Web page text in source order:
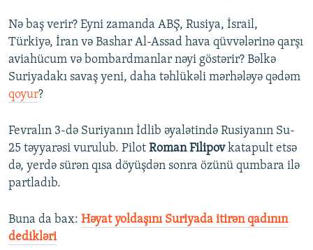
Nə baş verir? Eyni zamanda ABŞ, Rusiya, İsrail,
Türkiyə, İran və Bashar Al-Assad hava qüvvələrinə qarşı
aviahücum və bombardmanlar nəyi göstərir? Bəlkə
Suriyadakı savaş yeni, daha təhlükəli mərhələyə qədəm
qoyur?
Fevralın 3-də Suriyanın İdlib əyalətində Rusiyanın Su-
25 təyyarəsi vurulub. Pilot Roman Filipovkatapult etsə
də, yerdə sürən qısa döyüşdən sonra özünü qumbara ilə
partladıb.
Buna da bax: Həyat yoldaşını Suriyada itirən qadının
dedikləri